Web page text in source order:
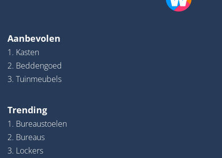
Aanbevolen
1. Kasten
2. Beddengoed
3. Tuinmeubels
Trending
1. Bureaustoelen
2. Bureaus
3. Lockers